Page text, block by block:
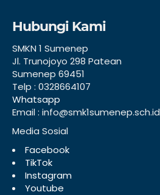
Hubungi Kami
SMKN 1 Sumenep
Jl. Trunojoyo 298 Patean
Sumenep 69451
Telp : 0328664107
Whatsapp
Email : info@smk1sumenep.sch.id
Media Sosial
Facebook
TikTok
Instagram
Youtube